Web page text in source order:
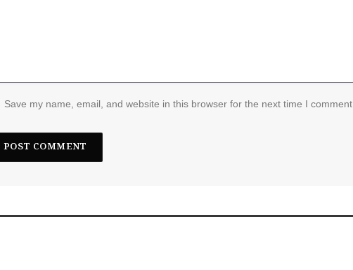
Save my name, email, and website in this browser for the next time I comment.